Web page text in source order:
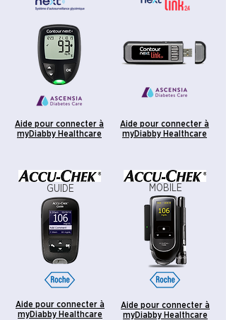
Aide pour connecter à
myDiabby Healthcare
Aide pour connecter à
myDiabby Healthcare
GUIDE
Aide pour connecter à
myDiabby Healthcare
MOBILE
Aide pour connecter à
myDiabby Healthcare